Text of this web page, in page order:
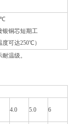
银铜芯短期工
度可达250℃）
级。
4.0 5.0 6